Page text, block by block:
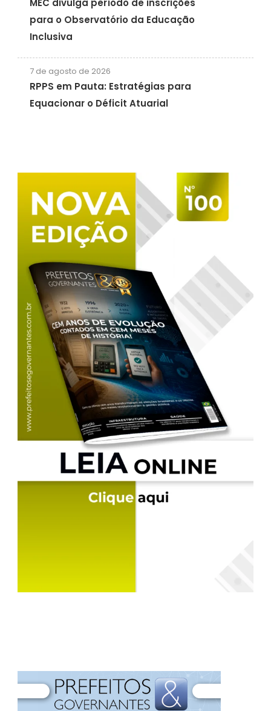
para o Observatório da Educação
Inclusiva
7 de agosto de 2026
RPPS em Pauta: Estratégias para
Equacionar o Déficit Atuarial